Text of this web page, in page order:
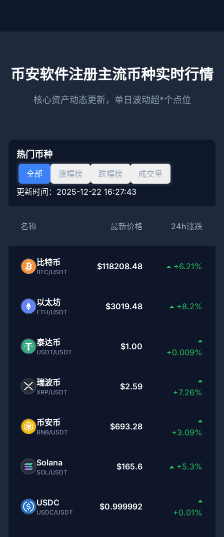
币安软件注册主流币种实时行情
核心资产动态更新，单日波动超*个点位
热门币种
全部 涨幅榜 跌幅榜
成交量
更新时间： 2025-12-22 16:27:43
名称 最新价格 24h涨跌
比特币
BTC/USDT
$118208.48 +6.21%
以太坊
ETH/USDT
$3019.48 +8.2%
泰达币
USDT/USDT
$1.00
+0.009%
瑞波币
XRP/USDT
$2.59
+7.26%
币安币
BNB/USDT
$693.28
+3.09%
Solana
SOL/USDT
$165.6 +5.3%
USDC
USDC/USDT
$0.999992
+0.01%